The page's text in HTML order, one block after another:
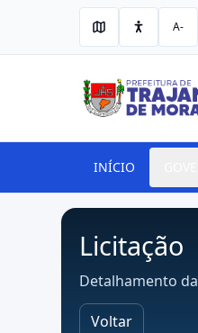
A-
INÍCIO
Licitação
Detalhamento
Voltar